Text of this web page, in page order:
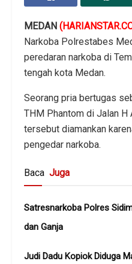
MEDAN
Narkoba Polrestabes
peredaran narkoba di
tengah kota Medan.
Seorang pria bertugas
THM Phantom di Jalan H
tersebut diamankan
pengedar narkoba.
Baca Juga
Satresnarkoba Polres
dan Ganja
Judi Dadu Kopiok Diduga